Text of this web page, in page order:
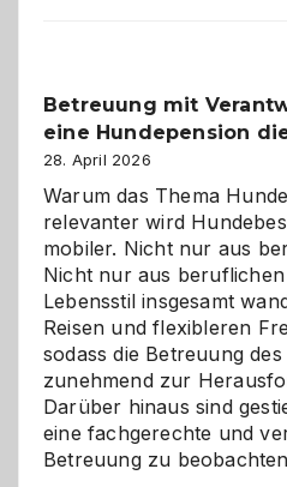
Betreuung mit
eine Hundepension
28. April 2026
Warum das Thema
relevanter wird
mobiler. Nicht nur aus
Nicht nur aus
Lebensstil insgesamt
Reisen und flexibleren
sodass die Betreuung
zunehmend zur
Darüber hinaus sind
eine fachgerechte und
Betreuung zu